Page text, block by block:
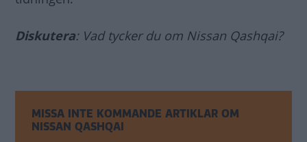
Diskutera: Vad tycker du om Nissan Qashqai?
MISSA INTE KOMMANDE ARTIKLAR OM
NISSAN QASHQAI